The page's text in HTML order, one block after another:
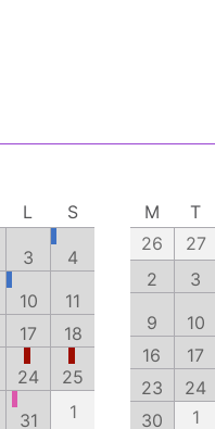
L
S
3
4
10
11
17
18
24
25
31 1
M
T
26
27
2
3
9
10
16
17
23
24
30
1